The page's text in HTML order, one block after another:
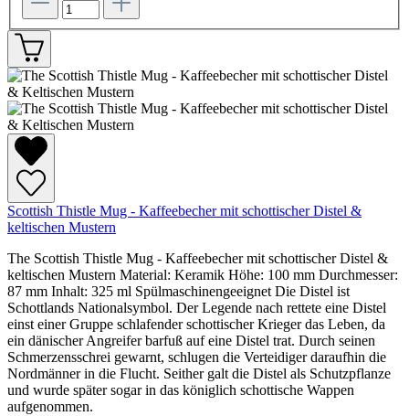
Scottish Thistle Mug - Kaffeebecher mit schottischer Distel &
keltischen Mustern
The Scottish Thistle Mug - Kaffeebecher mit schottischer Distel &
keltischen Mustern Material: Keramik Höhe: 100 mm Durchmesser:
87 mm Inhalt: 325 ml Spülmaschinengeeignet Die Distel ist
Schottlands Nationalsymbol. Der Legende nach rettete eine Distel
einst einer Gruppe schlafender schottischer Krieger das Leben, da
ein dänischer Angreifer barfuß auf eine Distel trat. Durch seinen
Schmerzensschrei gewarnt, schlugen die Verteidiger daraufhin die
Nordmänner in die Flucht. Seither galt die Distel als Schutzpflanze
und wurde später sogar in das königlich schottische Wappen
aufgenommen.